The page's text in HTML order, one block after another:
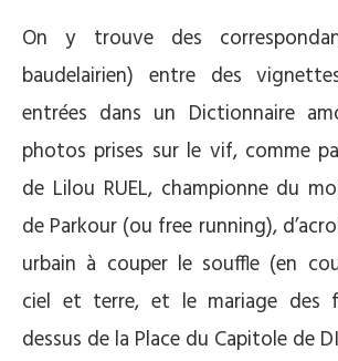
On y trouve des
baudelairien) entre des
entrées dans un Dictionnaire
photos prises sur le vif, comme
de Lilou RUEL, championne du
de Parkour (ou free running),
urbain à couper le souffle (en
ciel et terre, et le mariage des
dessus de la Place du Capitole de